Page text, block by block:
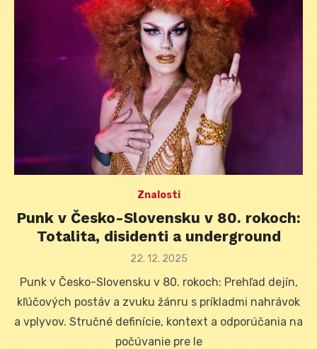
Znalosti
Punk v Česko-Slovensku v 80. rokoch:
Totalita, disidenti a underground
Posted
22. 12. 2025
Punk v Česko-Slovensku v 80. rokoch: Prehľad dejín,
kľúčových postáv a zvuku žánru s príkladmi nahrávok
a vplyvov. Stručné definície, kontext a odporúčania na
počúvanie pre le